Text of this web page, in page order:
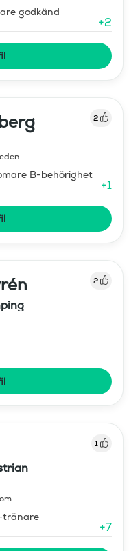
godkänd
+2
2
B-behörighet
+1
2
1
tränare
+7